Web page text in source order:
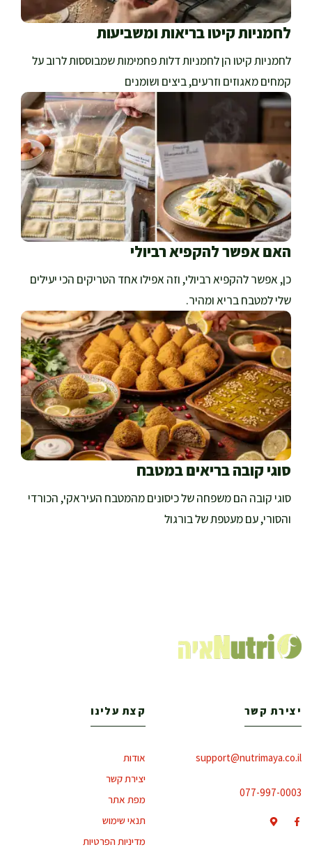
לחמניות קיטו בריאות ומשביעות
לחמניות קיטו הן לחמניות דלות פחמימות שמבוססות לרוב על
קמחים מאגוזים וזרעים, ביצים ושומנים
האם אפשר להקפיא רביולי
כן, אפשר להקפיא רביולי, וזה אפילו אחד הטריקים הכי יעילים
שלי למטבח בריא ומהיר.
סוגי קובה בריאים במטבח
סוגי קובה הם משפחה של כיסונים מהמטבח העיראקי, הכורדי
והסורי, עם מעטפת של בורגול
יצירת קשר
support@nutrimaya.co.il
077-997-0003
קצת עלינו
אודות
יצירת קשר
מפת אתר
תנאי שימוש
מדיניות הפרטיות